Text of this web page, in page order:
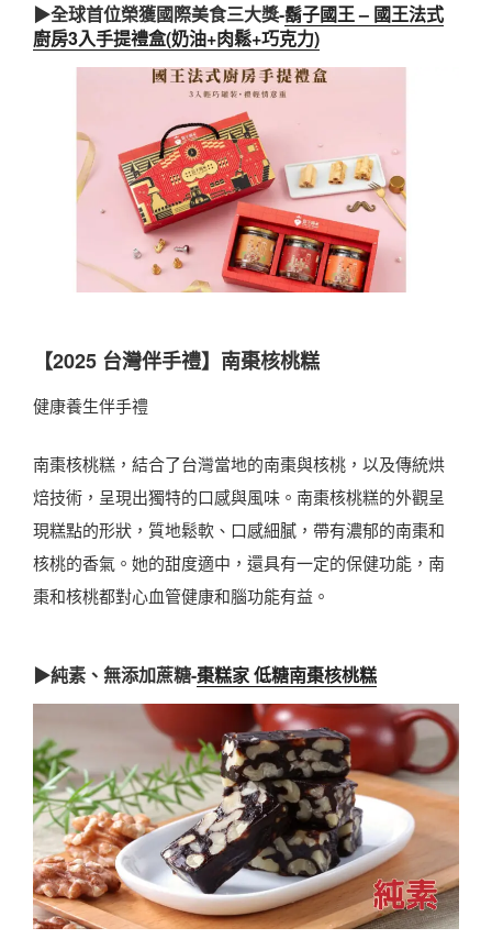
▶全球首位榮獲國際美食三大獎-鬍子國王 – 國王法式
廚房3入手提禮盒(奶油+肉鬆+巧克力)
【2025 台灣伴手禮】南棗核桃糕
健康養生伴手禮
南棗核桃糕，結合了台灣當地的南棗與核桃，以及傳統烘
焙技術，呈現出獨特的口感與風味。南棗核桃糕的外觀呈
現糕點的形狀，質地鬆軟、口感細膩，帶有濃郁的南棗和
核桃的香氣。她的甜度適中，還具有一定的保健功能，南
棗和核桃都對心血管健康和腦功能有益。
▶純素、無添加蔗糖-棗糕家 低糖南棗核桃糕